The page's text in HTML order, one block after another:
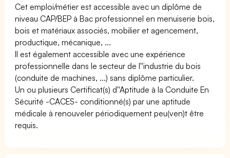
Cet emploi/métier est accessible avec un diplôme de
niveau CAP/BEP à Bac professionnel en menuiserie bois,
bois et matériaux associés, mobilier et agencement,
productique, mécanique, ...
Il est également accessible avec une expérience
professionnelle dans le secteur de l''industrie du bois
(conduite de machines, ...) sans diplôme particulier.
Un ou plusieurs Certificat(s) d''Aptitude à la Conduite En
Sécurité -CACES- conditionné(s) par une aptitude
médicale à renouveler périodiquement peu(ven)t être
requis.